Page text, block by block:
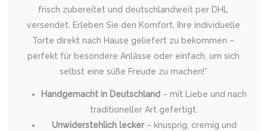
frisch zubereitet und deutschlandweit per DHL
versendet. Erleben Sie den Komfort, Ihre individuelle
Torte direkt nach Hause geliefert zu bekommen –
perfekt für besondere Anlässe oder einfach, um sich
selbst eine süße Freude zu machen!”
Handgemacht in Deutschland – mit Liebe und nach
traditioneller Art gefertigt.
Unwiderstehlich lecker– knusprig, cremig und